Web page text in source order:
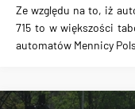
Ze względu na to, iż
715 to w większości
automatów Mennicy